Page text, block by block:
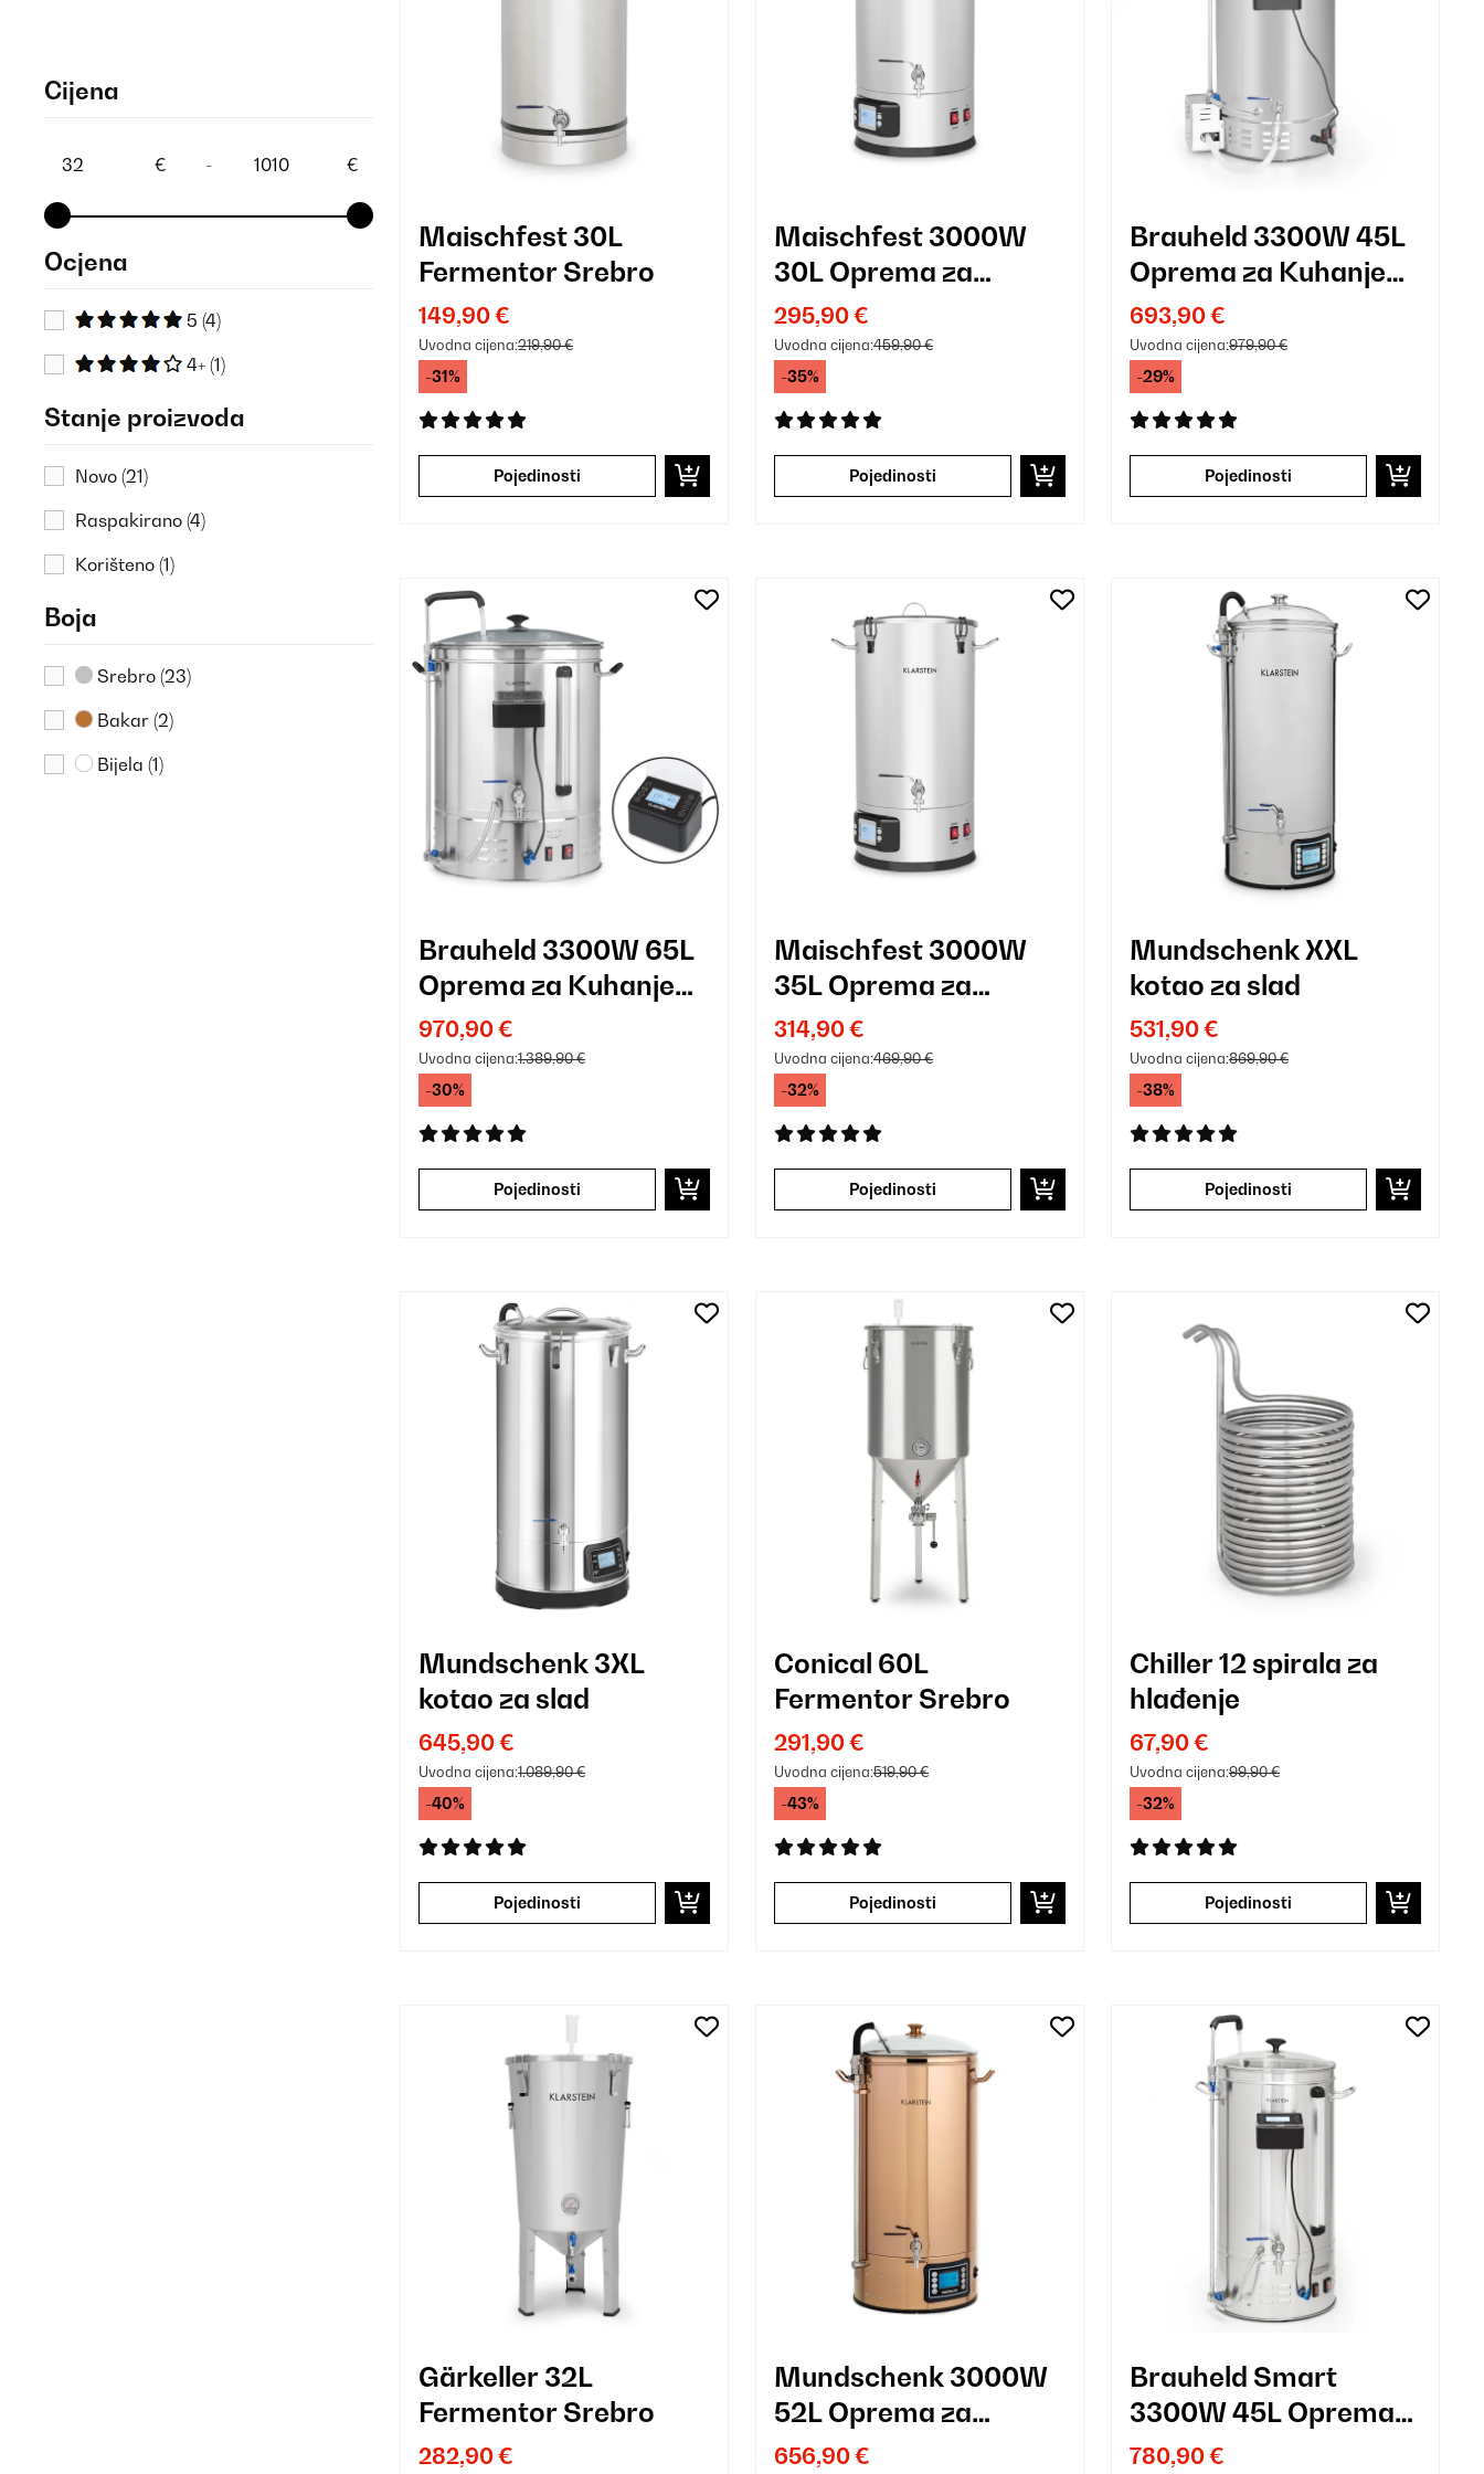
Cijena
€ - €
Ocjena
5 (4)
4+ (1)
Stanje proizvoda
Novo (21)
Raspakirano (4)
Korišteno (1)
Boja
Srebro (23)
Bakar (2)
Bijela (1)
Maischfest 30L
Fermentor Srebro
149,90 €
Uvodna cijena:219,90 €
-31%
Pojedinosti
Maischfest 3000W
30L Oprema za
Kuhanje Piva Srebro
295,90 €
Uvodna cijena:459,90 €
-35%
Pojedinosti
Brauheld 3300W 45L
Oprema za Kuhanje
Piva Srebro
693,90 €
Uvodna cijena:979,90 €
-29%
Pojedinosti
Brauheld 3300W 65L
Oprema za Kuhanje
Piva Srebro
970,90 €
Uvodna cijena:1.389,90 €
-30%
Pojedinosti
Maischfest 3000W
35L Oprema za
Kuhanje Piva Srebro
314,90 €
Uvodna cijena:469,90 €
-32%
Pojedinosti
Mundschenk XXL
kotao za slad
531,90 €
Uvodna cijena:869,90 €
-38%
Pojedinosti
Mundschenk 3XL
kotao za slad
645,90 €
Uvodna cijena:1.089,90 €
-40%
Pojedinosti
Conical 60L
Fermentor Srebro
291,90 €
Uvodna cijena:519,90 €
-43%
Pojedinosti
Chiller 12 spirala za
hlađenje
67,90 €
Uvodna cijena:99,90 €
-32%
Pojedinosti
Gärkeller 32L
Fermentor Srebro
282,90 €
Mundschenk 3000W
52L Oprema za
Kuhanje Piva Bakar
656,90 €
Brauheld Smart
3300W 45L Oprema
za Kuhanje Piva
780,90 €